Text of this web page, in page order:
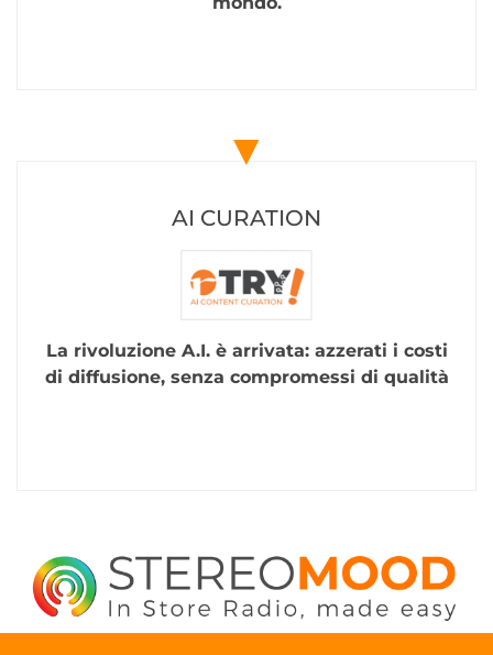
▼
AI CURATION
La rivoluzione A.I. è arrivata: azzerati i costi
di diffusione, senza compromessi di qualità